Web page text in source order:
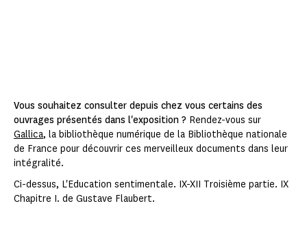
Vous souhaitez consulter depuis chez vous certains des
ouvrages présentés dans l'exposition ? Rendez-vous sur
Gallica, la bibliothèque numérique de la Bibliothèque nationale
de France pour découvrir ces merveilleux documents dans leur
intégralité.
Ci-dessus, L'Education sentimentale. IX-XII Troisième partie. IX
Chapitre I. de Gustave Flaubert.